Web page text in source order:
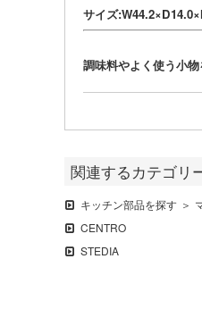
サイズ
調味料やよく使う小
関連するカテゴリ
キッチン部品を探す
CENTRO
STEDIA